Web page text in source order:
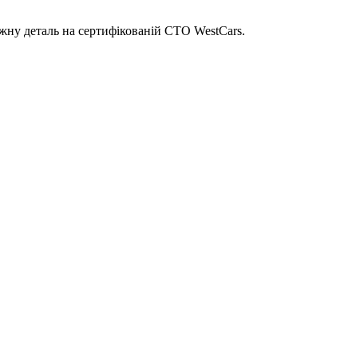
деталь на сертифікованій СТО WestCars.